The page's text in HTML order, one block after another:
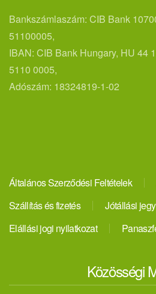
Bankszámlaszám: CIB Bank
51100005,
IBAN: CIB Bank Hungary, HU 44
5110 0005,
Adószám: 18324819-1-02
Általános Szerződési Feltételek
Szállítás és fizetés
Jótállási jegy
Elállási jogi nyilatkozat
Közösségi